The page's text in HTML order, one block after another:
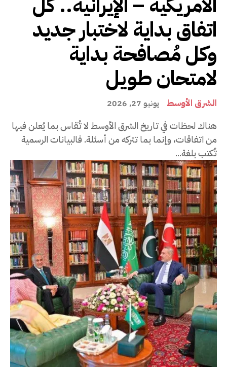
اتفاق بداية لاختبار جديد
وكل مُصافحة بداية
لامتحان طويل
الشرق الأوسط يونيو 27, 2026
هناك لحظات في تاريخ الشرق الأوسط لا تُقاس بما يُعلن فيها
من اتفاقات، وإنما بما تتركه من أسئلة. فالبيانات الرسمية
تُكتب بلغة...